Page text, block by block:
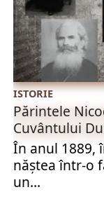
ISTORIE
Părintele
Cuvântului
În anul 1889,
năștea într-o
un...